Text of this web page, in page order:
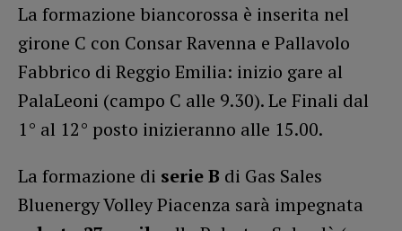
La formazione biancorossa è inserita nel
girone C con Consar Ravenna e Pallavolo
Fabbrico di Reggio Emilia: inizio gare al
PalaLeoni (campo C alle 9.30). Le Finali dal
1° al 12° posto inizieranno alle 15.00.
La formazione di serie B di Gas Sales
Bluenergy Volley Piacenza sarà impegnata